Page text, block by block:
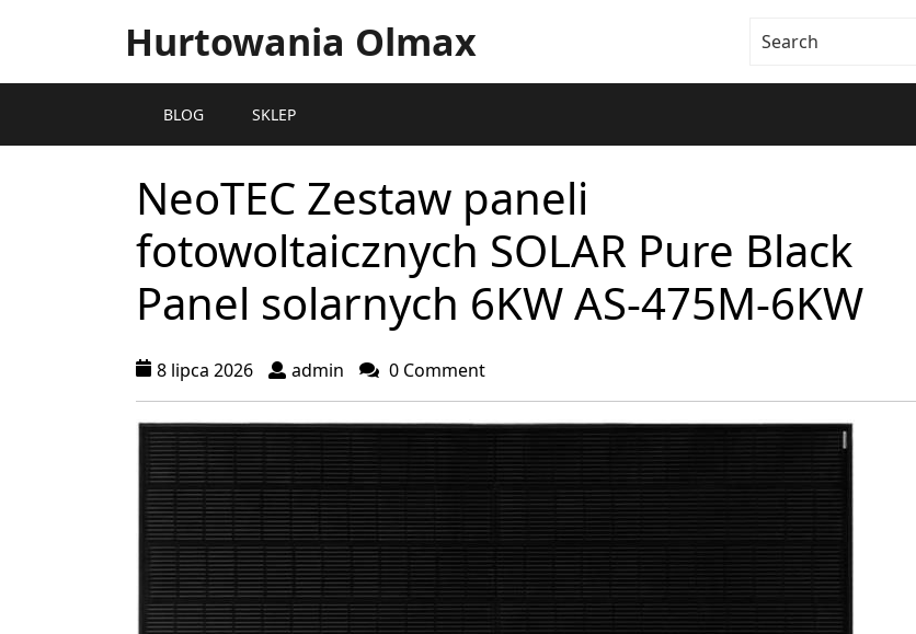
Hurtowania Olmax
BLOG SKLEP
NeoTEC Zestaw paneli
fotowoltaicznych SOLAR Pure Black
Panel solarnych 6KW AS-475M-6KW
8 lipca 2026 admin 0 Comment